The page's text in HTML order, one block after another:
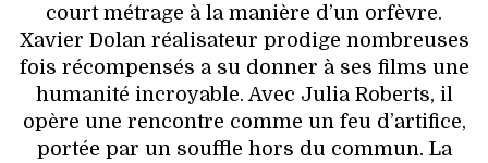
court métrage à la manière d’un orfèvre.
Xavier Dolan réalisateur prodige nombreuses
fois récompensés a su donner à ses films une
humanité incroyable. Avec Julia Roberts, il
opère une rencontre comme un feu d’artifice,
portée par un souffle hors du commun. La